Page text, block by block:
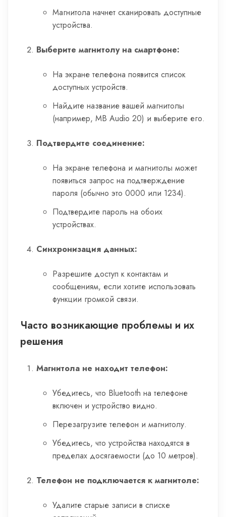
Магнитола начнет сканировать доступные
устройства.
Выберите магнитолу на смартфоне:
На экране телефона появится список
доступных устройств.
Найдите название вашей магнитолы
(например, MB Audio 20) и выберите его.
Подтвердите соединение:
На экране телефона и магнитолы может
появиться запрос на подтверждение
пароля (обычно это 0000 или 1234).
Подтвердите пароль на обоих
устройствах.
Синхронизация данных:
Разрешите доступ к контактам и
сообщениям, если хотите использовать
функции громкой связи.
Часто возникающие проблемы и их
решения
Магнитола не находит телефон:
Убедитесь, что Bluetooth на телефоне
включен и устройство видно.
Перезагрузите телефон и магнитолу.
Убедитесь, что устройства находятся в
пределах досягаемости (до 10 метров).
Телефон не подключается к магнитоле:
Удалите старые записи в списке